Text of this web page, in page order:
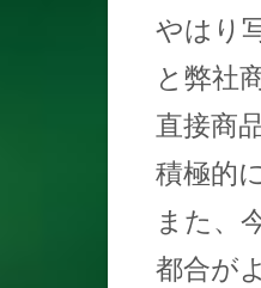
やはり
と弊社
直接商
積極的
また、
都合が